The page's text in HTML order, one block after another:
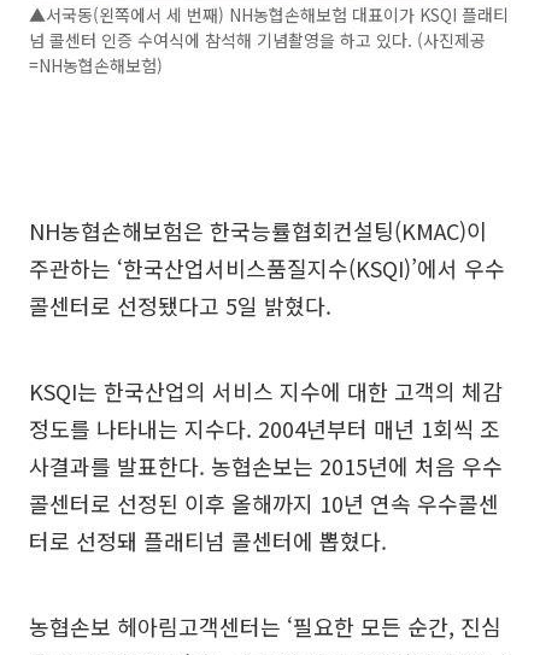
▲서국동(왼쪽에서 세 번째) NH농협손해보험 대표이가 KSQI 플래티
넘 콜센터 인증 수여식에 참석해 기념촬영을 하고 있다. (사진제공
=NH농협손해보험)
NH농협손해보험은 한국능률협회컨설팅(KMAC)이
주관하는 ‘한국산업서비스품질지수(KSQI)’에서 우수
콜센터로 선정됐다고 5일 밝혔다.
KSQI는 한국산업의 서비스 지수에 대한 고객의 체감
정도를 나타내는 지수다. 2004년부터 매년 1회씩 조
사결과를 발표한다. 농협손보는 2015년에 처음 우수
콜센터로 선정된 이후 올해까지 10년 연속 우수콜센
터로 선정돼 플래티넘 콜센터에 뽑혔다.
농협손보 헤아림고객센터는 ‘필요한 모든 순간, 진심